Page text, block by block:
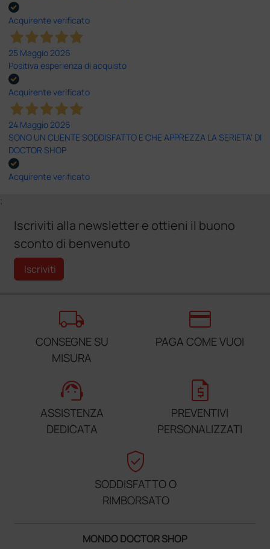
Acquirente verificato
25 Maggio 2026
Positiva esperienza di acquisto
Acquirente verificato
24 Maggio 2026
SONO UN CLIENTE SODDISFATTO E CHE APPREZZA LA SERIETA' DI
DOCTOR SHOP
Acquirente verificato
;
Iscriviti alla newsletter e ottieni il buono
sconto di benvenuto
Iscriviti
local_shipping
CONSEGNE SU
MISURA
credit_card
PAGA COME VUOI
support_agent
ASSISTENZA
DEDICATA
request_quote
PREVENTIVI
PERSONALIZZATI
verified_user
SODDISFATTO O
RIMBORSATO
MONDO DOCTOR SHOP